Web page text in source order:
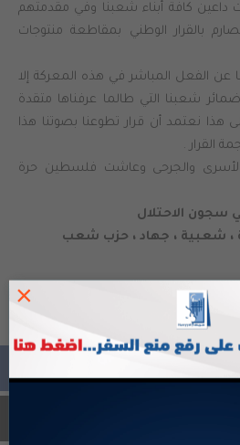
كافة أبناء شعبنا وفي مقدمتهم
والصارم بالقرار الوطني بمقاطعة منتوجات
عن الفعل المباشر في هذه المعركة إلا
شعبنا التي طالما عرفناها متقدة
هذا نعتمد أن قرار تطوعنا بصوتنا هذا
القرار .
والجرحى وعاشت فلسطين حرة
سجون الاحتلال
شعبية ، جهاد ، حزب شعب
×